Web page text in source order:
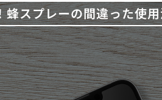
蜂スプレーの間違った使